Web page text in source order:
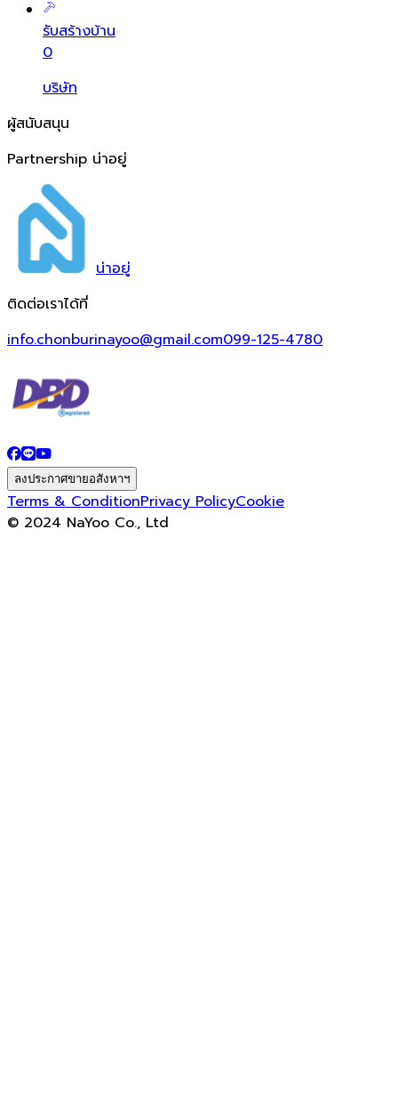
รับสร้างบ้าน
0
บริษัท
ผู้สนับสนุน
Partnership น่าอยู่
น่าอยู่
ติดต่อเราได้ที่
info.chonburinayoo@gmail.com099-125-4780
ลงประกาศขายอสังหาฯ
Terms & ConditionPrivacy PolicyCookie
© 2024 NaYoo Co., Ltd